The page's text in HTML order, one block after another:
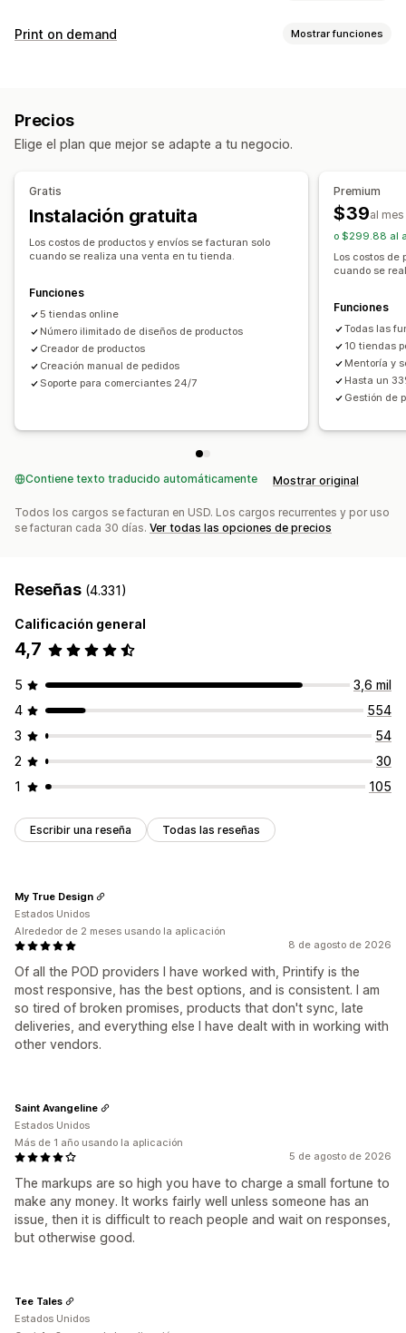
Productos que puedes adquirir
Automóvil
Alemania
Estados Unidos
Letonia
Polonia Reino Unido
Print on demand Mostrar funciones
Embalajes
Zapatos
Regalos navideños
Decoración del hogar
Arte mural Ecológico Orgánico
Opciones de envío
Etiqueta blanca
Preparación general
Seguimiento de pedidos
Precios
Elige el plan que mejor se adapte a tu negocio.
Gratis
Instalación gratuita
Los costos de productos y envíos se facturan solo
cuando se realiza una venta en tu tienda.
Funciones
5 tiendas online
Número ilimitado de diseños de productos
Creador de productos
Creación manual de pedidos
Soporte para comerciantes 24/7
Premium
$39al mes
o $299.88 al
Los costos de
cuando se
Funciones
Todas las
10 tiendas
Mentoría y
Hasta un
Gestión de
Contiene texto traducido automáticamente Mostrar original
Todos los cargos se facturan en USD. Los cargos recurrentes y por uso
se facturan cada 30 días. Ver todas las opciones de precios
Reseñas (4.331)
Calificación general
4,7
5
3,6 mil
4
554
3
54
2
30
1
105
Escribir una reseña Todas las reseñas
8 de agosto de 2026
Of all the POD providers I have worked with, Printify is the
most responsive, has the best options, and is consistent. I am
so tired of broken promises, products that don't sync, late
deliveries, and everything else I have dealt with in working with
other vendors.
My True Design
Estados Unidos
Alrededor de 2 meses usando la aplicación
5 de agosto de 2026
The markups are so high you have to charge a small fortune to
make any money. It works fairly well unless someone has an
issue, then it is difficult to reach people and wait on responses,
but otherwise good.
Saint Avangeline
Estados Unidos
Más de 1 año usando la aplicación
Tee Tales
Estados Unidos